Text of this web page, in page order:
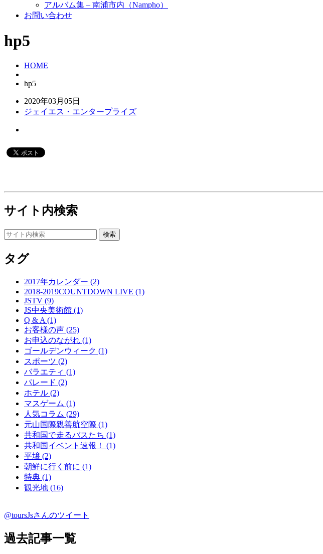
アルバム集 – 南浦市内（Nampho）
お問い合わせ
hp5
HOME
hp5
2020年03月05日
ジェイエス・エンタープライズ
サイト内検索
タグ
2017年カレンダー (2)
2018-2019COUNTDOWN LIVE (1)
JSTV (9)
JS中央美術館 (1)
Q & A (1)
お客様の声 (25)
お申込のながれ (1)
ゴールデンウィーク (1)
スポーツ (2)
バラエティ (1)
パレード (2)
ホテル (2)
マスゲーム (1)
人気コラム (29)
元山国際親善航空際 (1)
共和国で走るバスたち (1)
共和国イベント速報！ (1)
平壌 (2)
朝鮮に行く前に (1)
特典 (1)
観光地 (16)
@toursJsさんのツイート
過去記事一覧